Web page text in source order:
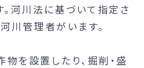
。河川法に基づいて指定さ
川管理者がいます。
を設置したり、掘削・盛